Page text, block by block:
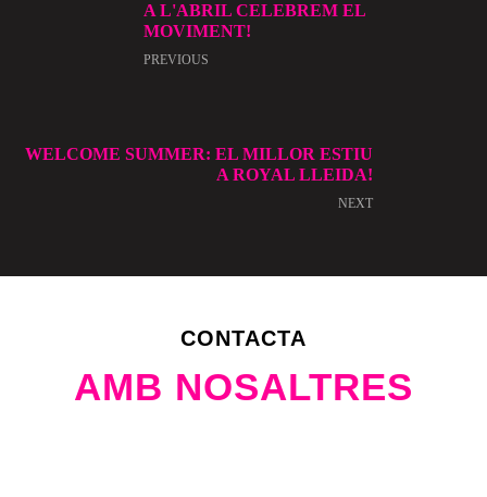
A L'ABRIL CELEBREM EL
MOVIMENT!
PREVIOUS
WELCOME SUMMER: EL MILLOR ESTIU
A ROYAL LLEIDA!
NEXT
CONTACTA
AMB NOSALTRES